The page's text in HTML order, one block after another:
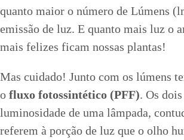
quanto maior o número de Lúmens
emissão de luz. E quanto mais luz o
mais felizes ficam nossas plantas!
Mas cuidado! Junto com os lúmens
o fluxo fotossintético (PFF). Os
luminosidade de uma lâmpada,
referem à porção de luz que o olho